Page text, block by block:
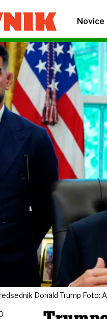
Novice
Donald Trump Foto: